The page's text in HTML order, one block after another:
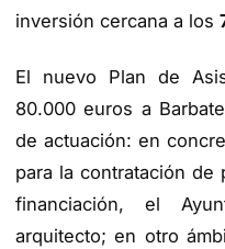
inversión cercana a los
El nuevo Plan de
80.000 euros a
de actuación: en
para la contratación de
financiación, el
arquitecto; en otro